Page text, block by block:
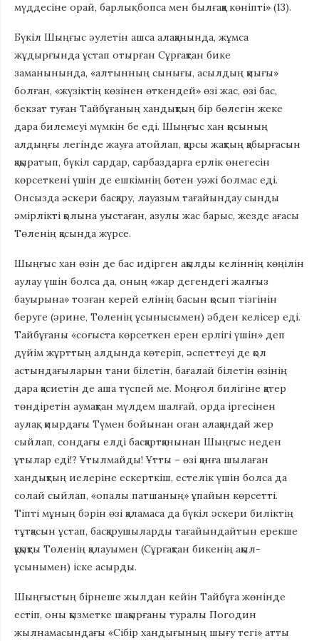
мүддесіне орай, барлық бопса мен былғаққа көніпті» (13).
Бүкіл Шыңғыс әулетін ашса алақанында, жұмса
жұдырғында ұстап отырған Сұрғақтан бике
заманынында, «алтынның сынығы, асылдың қиығы»
болған, «жүзіктің көзінен өткендей» өзі жас, өзі бас,
бекзат туған Тайбұғаның хандықтың бір бөлегін жеке
дара билемеуі мүмкін бе еді. Шыңғыс хан қосының
алдыңғы легінде жауға атойлап, қарсы жақтың қабырғасын
қақыратып, бүкіл сардар, сарбаздарға ерлік өнегесін
көрсеткені үшін де ешкімнің бөтен уәжі болмас еді.
Онсызда әскери басқару, лауазым тағайындау сынды
әмірлікті қолына уыстаған, азулы жас барыс, жезде ағасы
Төленің қасында жүрсе.
Шыңғыс хан өзін де бас идірген ақылды келіннің көңілін
аулау үшін болса да, оның «жар дегендегі жалғыз
бауырына» тозған керей елінің басын қосып тізгінін
беруге (әрине, Төленің ұсынысымен) әбден келісер еді.
Тайбұғаны «соғыста көрсеткен ерен ерлігі үшін» деп
дүйім жұрттың алдында көтеріп, әспеттеуі де қол
астындағыларын тани білетін, бағалай білетін өзінің
дара қасиетін де аша түспей ме. Моңғол билігіне қатер
төндіретін аумақтан мүлдем шалғай, орда іргесінен
аулақ, қиырдағы Түмен бойынан оған алақандай жер
сыйлап, сондағы елді басқартқанынан Шыңғыс неден
ұтылар еді!? Ұтылмайды! Ұтты – өзі қанға шылаған
хандықтың иелеріне ескерткіш, естелік үшін болса да
солай сыйлап, «опалы патшаның» ұпайын көрсетті.
Тіпті мұның бәрін өзі қаламаса да бүкіл әскери биліктің
тұтқасын ұстап, басқарушыларды тағайындайтын ерекше
құқықты Төленің қалауымен (Сұрғақтан бикенің ақыл-
ұсынымен) іске асырды.
Шыңғыстың бірнеше жылдан кейін Тайбұға жөнінде
естіп, оны қызметке шақырғаны туралы Погодин
жылнамасындағы «Сібір хандығының шығу тегі» атты